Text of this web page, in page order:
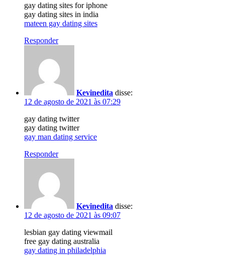
gay dating sites for iphone
gay dating sites in india
mateen gay dating sites
Responder
Kevinedita disse:
12 de agosto de 2021 às 07:29
gay dating twitter
gay dating twitter
gay man dating service
Responder
Kevinedita disse:
12 de agosto de 2021 às 09:07
lesbian gay dating viewmail
free gay dating australia
gay dating in philadelphia